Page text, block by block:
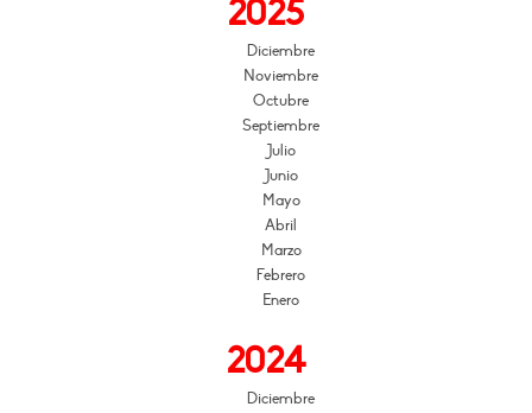
2025
Diciembre
Noviembre
Octubre
Septiembre
Julio
Junio
Mayo
Abril
Marzo
Febrero
Enero
2024
Diciembre